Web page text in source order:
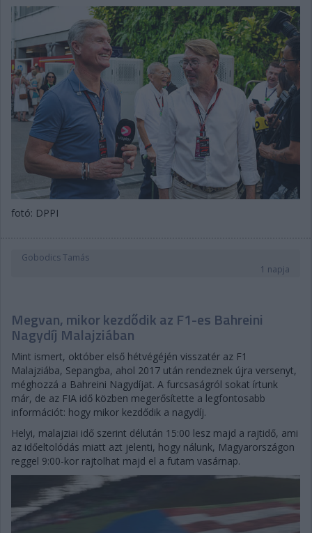
fotó: DPPI
Gobodics Tamás
1 napja
Megvan, mikor kezdődik az F1-es Bahreini
Nagydíj Malajziában
Mint ismert, október első hétvégéjén visszatér az F1
Malajziába, Sepangba, ahol 2017 után rendeznek újra versenyt,
méghozzá a Bahreini Nagydíjat. A furcsaságról sokat írtunk
már, de az FIA idő közben megerősítette a legfontosabb
információt: hogy mikor kezdődik a nagydíj.
Helyi, malajziai idő szerint délután 15:00 lesz majd a rajtidő, ami
az időeltolódás miatt azt jelenti, hogy nálunk, Magyarországon
reggel 9:00-kor rajtolhat majd el a futam vasárnap.